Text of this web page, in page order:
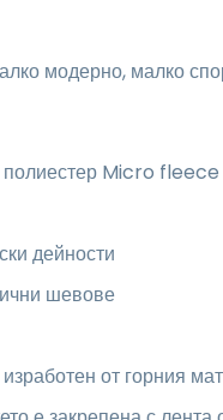
модерно, малко
Micro fleece
дейности
шевове
от горния